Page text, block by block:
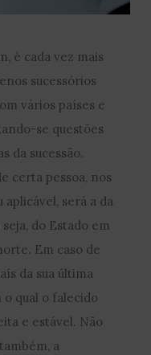
é cada vez mais
sucessórios
vários países e
se questões
da sucessão.
certa pessoa, nos
será a da
do Estado em
Em caso de
da sua última
qual o falecido
e estável. Não
a